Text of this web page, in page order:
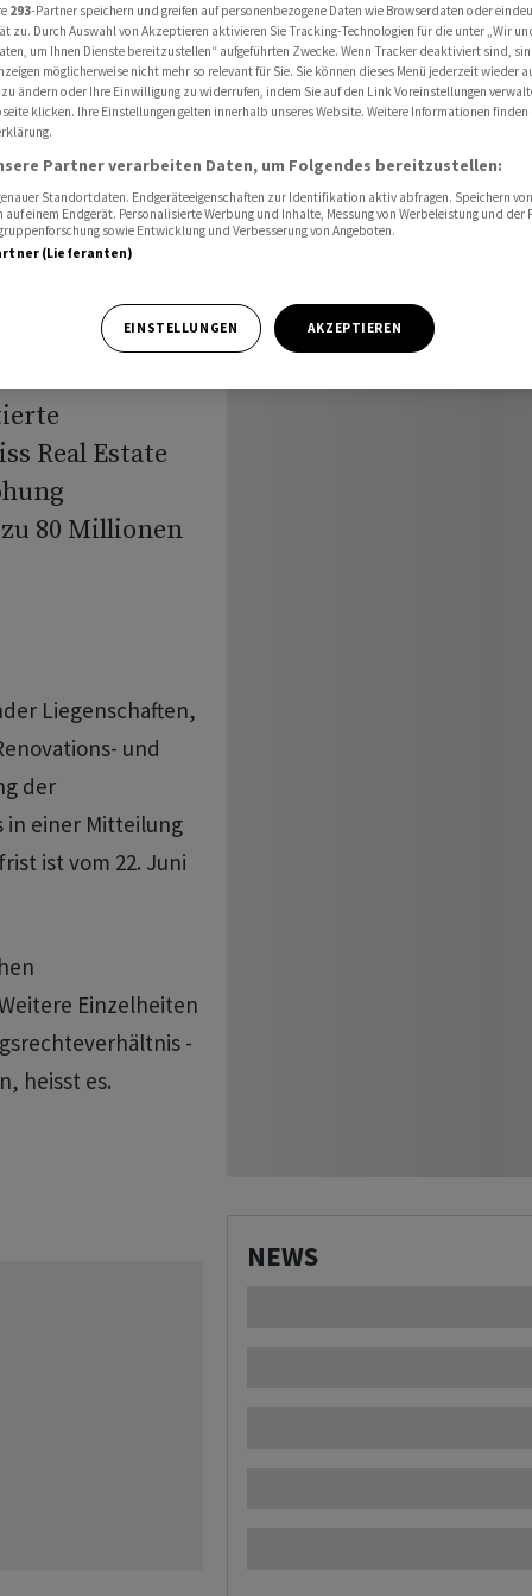
Real
Real Estate
80 Millionen
Liegenschaften,
und
der
in einer Mitteilung
ist vom 22. Juni
Einzelheiten
-
heisst es.
NEWS
293-Partner speichern und greifen auf personenbezogene Daten wie Browserdaten oder
zu. Durch Auswahl von Akzeptieren aktivieren Sie Tracking-Technologien für die unter „Wir
um Ihnen Dienste bereitzustellen“ aufgeführten Zwecke. Wenn Tracker deaktiviert sind,
möglicherweise nicht mehr so relevant für Sie. Sie können dieses Menü jederzeit wieder
ändern oder Ihre Einwilligung zu widerrufen, indem Sie auf den Link Voreinstellungen
klicken. Ihre Einstellungen gelten innerhalb unseres Website. Weitere Informationen finden
Partner verarbeiten Daten, um Folgendes bereitzustellen:
Standortdaten. Endgeräteeigenschaften zur Identifikation aktiv abfragen. Speichern
einem Endgerät. Personalisierte Werbung und Inhalte, Messung von Werbeleistung und der
sowie Entwicklung und Verbesserung von Angeboten.
(Lieferanten)
EINSTELLUNGEN AKZEPTIEREN